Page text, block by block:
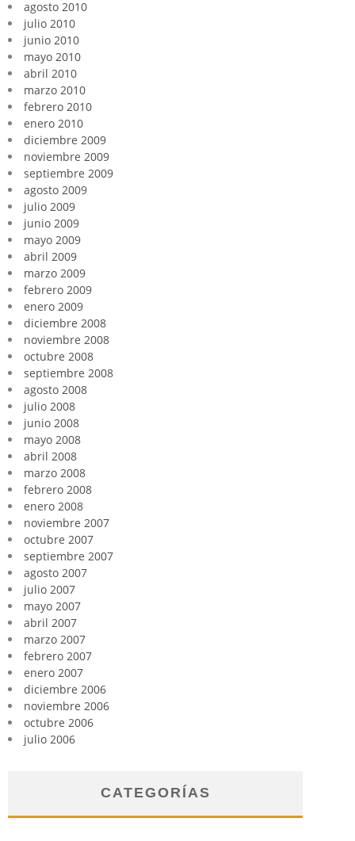
agosto 2010
julio 2010
junio 2010
mayo 2010
abril 2010
marzo 2010
febrero 2010
enero 2010
diciembre 2009
noviembre 2009
septiembre 2009
agosto 2009
julio 2009
junio 2009
mayo 2009
abril 2009
marzo 2009
febrero 2009
enero 2009
diciembre 2008
noviembre 2008
octubre 2008
septiembre 2008
agosto 2008
julio 2008
junio 2008
mayo 2008
abril 2008
marzo 2008
febrero 2008
enero 2008
noviembre 2007
octubre 2007
septiembre 2007
agosto 2007
julio 2007
mayo 2007
abril 2007
marzo 2007
febrero 2007
enero 2007
diciembre 2006
noviembre 2006
octubre 2006
julio 2006
CATEGORÍAS